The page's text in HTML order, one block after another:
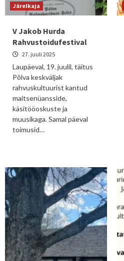
Järelkaja
V Jakob Hurda
Rahvustoidufestival
27. juuli 2025
Laupäeval, 19. juulil, täitus
Põlva keskväljak
rahvuskultuurist kantud
maitsenüansside,
käsitööoskuste ja
muusikaga. Samal päeval
toimusid…